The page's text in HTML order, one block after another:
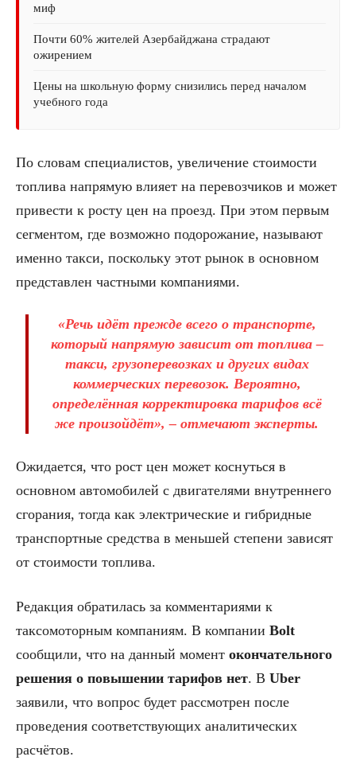
миф
Почти 60% жителей Азербайджана страдают
ожирением
Цены на школьную форму снизились перед началом
учебного года
По словам специалистов, увеличение стоимости
топлива напрямую влияет на перевозчиков и может
привести к росту цен на проезд. При этом первым
сегментом, где возможно подорожание, называют
именно такси, поскольку этот рынок в основном
представлен частными компаниями.
«Речь идёт прежде всего о транспорте,
который напрямую зависит от топлива –
такси, грузоперевозках и других видах
коммерческих перевозок. Вероятно,
определённая корректировка тарифов всё
же произойдёт», – отмечают эксперты.
Ожидается, что рост цен может коснуться в
основном автомобилей с двигателями внутреннего
сгорания, тогда как электрические и гибридные
транспортные средства в меньшей степени зависят
от стоимости топлива.
Редакция обратилась за комментариями к
таксомоторным компаниям. В компании Bolt
сообщили, что на данный момент окончательного
решения о повышении тарифов нет. В Uber
заявили, что вопрос будет рассмотрен после
проведения соответствующих аналитических
расчётов.